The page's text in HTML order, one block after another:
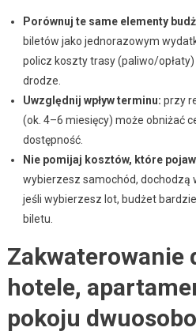
Porównuj te same elementy
biletów jako jednorazowym
policz koszty trasy (paliwo/
drodze.
Uwzględnij wpływ terminu: przy
(ok. 4–6 miesięcy) może obniżać
dostępność.
Nie pomijaj kosztów, które
wybierzesz samochód, dochodzą
jeśli wybierzesz lot, budżet
biletu.
Zakwaterowanie
hotele,
pokoju